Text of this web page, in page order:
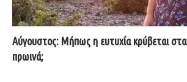
Αύγουστος: Μήπως η ευτυχία κρύβεται στα
πρωινά;